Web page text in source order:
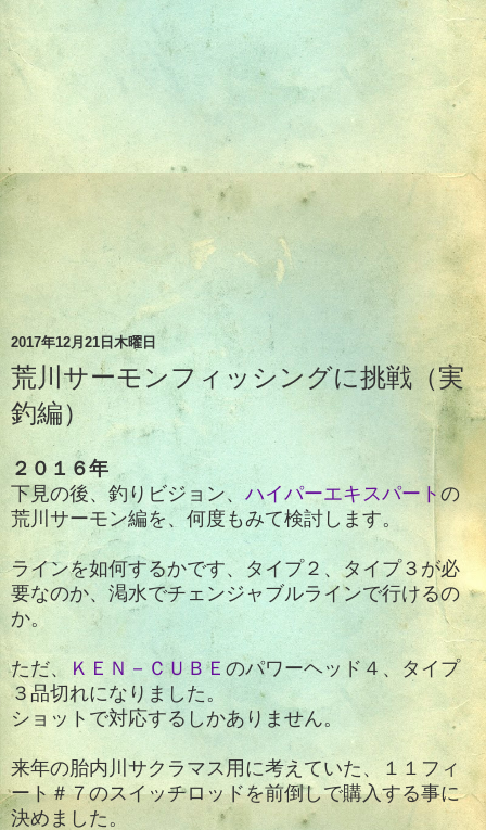
2017年12月21日木曜日
荒川サーモンフィッシングに挑戦（実
釣編）
２０１６年
下見の後、釣りビジョン、 ハイパーエキスパートの
荒川サーモン編を、何度もみて検討します。
ラインを如何するかです、タイプ２、タイプ３が必
要なのか、渇水でチェンジャブルラインで行けるの
か。
ただ、 ＫＥＮ－ＣＵＢＥ のパワーヘッド４、タイプ
３品切れになりました。
ショットで対応するしかありません。
来年の胎内川サクラマス用に考えていた、１１フィ
ート＃７のスイッチロッドを前倒しで購入する事に
決めました。